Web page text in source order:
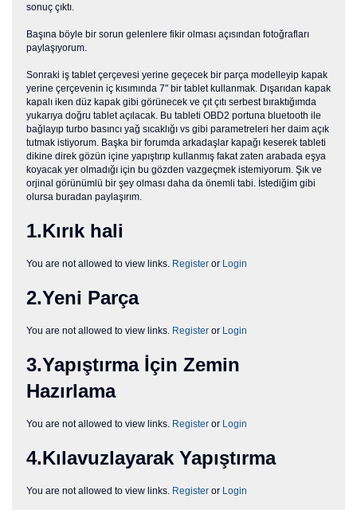
sonuç çıktı.
Başına böyle bir sorun gelenlere fikir olması açısından fotoğrafları
paylaşıyorum.
Sonraki iş tablet çerçevesi yerine geçecek bir parça modelleyip kapak
yerine çerçevenin iç kısımında 7" bir tablet kullanmak. Dışarıdan kapak
kapalı iken düz kapak gibi görünecek ve çıt çıtı serbest bıraktığımda
yukarıya doğru tablet açılacak. Bu tableti OBD2 portuna bluetooth ile
bağlayıp turbo basıncı yağ sıcaklığı vs gibi parametreleri her daim açık
tutmak istiyorum. Başka bir forumda arkadaşlar kapağı keserek tableti
dikine direk gözün içine yapıştırıp kullanmış fakat zaten arabada eşya
koyacak yer olmadığı için bu gözden vazgeçmek istemiyorum. Şık ve
orjinal görünümlü bir şey olması daha da önemli tabi. İstediğim gibi
olursa buradan paylaşırım.
1.Kırık hali
You are not allowed to view links. Register or Login
2.Yeni Parça
You are not allowed to view links. Register or Login
3.Yapıştırma İçin Zemin
Hazırlama
You are not allowed to view links. Register or Login
4.Kılavuzlayarak Yapıştırma
You are not allowed to view links. Register or Login